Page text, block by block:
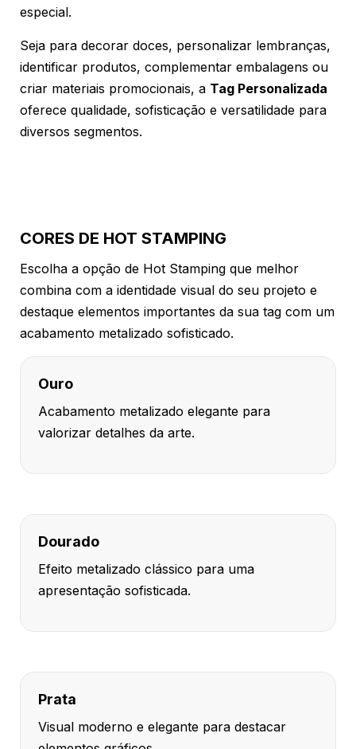
especial.
Seja para decorar doces, personalizar lembranças,
identificar produtos, complementar embalagens ou
criar materiais promocionais, a Tag Personalizada
oferece qualidade, sofisticação e versatilidade para
diversos segmentos.
CORES DE HOT STAMPING
Escolha a opção de Hot Stamping que melhor
combina com a identidade visual do seu projeto e
destaque elementos importantes da sua tag com um
acabamento metalizado sofisticado.
Ouro
Acabamento metalizado elegante para
valorizar detalhes da arte.
Dourado
Efeito metalizado clássico para uma
apresentação sofisticada.
Prata
Visual moderno e elegante para destacar